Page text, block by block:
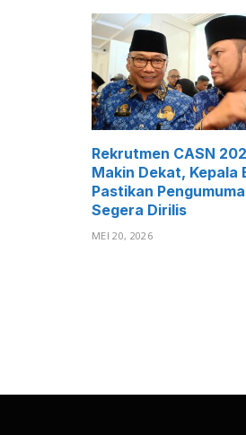
Rekrutmen CASN
Makin Dekat, Kepala
Pastikan
Segera Dirilis
MEI 20, 2026